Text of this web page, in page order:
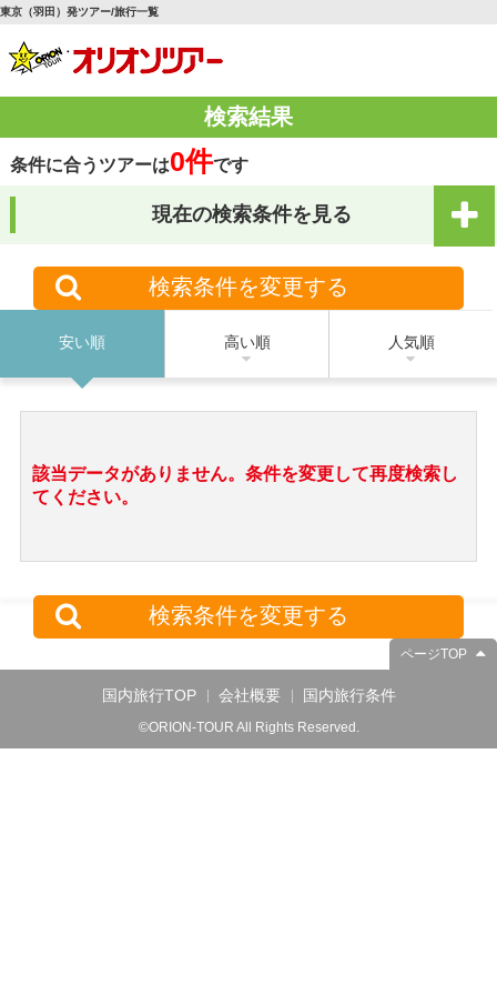
東京（羽田）発ツアー/旅行一覧
検索結果
条件に合うツアーは0件です
現在の検索条件を見る
検索条件を変更する
安い順 高い順 人気順
該当データがありません。条件を変更して再度検索し
てください。
検索条件を変更する
ページTOP
国内旅行TOP 会社概要 国内旅行条件
©ORION-TOUR All Rights Reserved.